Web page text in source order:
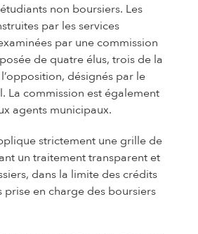
non boursiers. Les
par les services
par une commission
de quatre élus, trois de la
désignés par le
La commission est également
agents municipaux.
strictement une grille de
un traitement transparent et
dans la limite des crédits
prise en charge des boursiers